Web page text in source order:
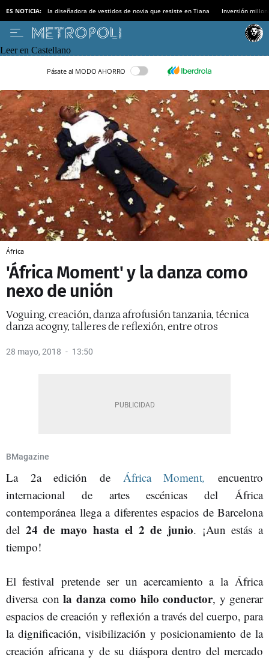
ES NOTICIA: la diseñadora de vestidos de novia que resiste en Tiana Inversión
Leer en Castellano
Pásate al MODO AHORRO
África
'África Moment' y la danza como
nexo de unión
Voguing, creación, danza afrofusión tanzania, técnica
danza acogny, talleres de reflexión, entre otros
28 mayo, 2018 13:50
BMagazine
La 2a edición de África Moment, encuentro
internacional de artes escénicas del África
contemporánea llega a diferentes espacios de Barcelona
del 24 de mayo hasta el 2 de junio. ¡Aun estás a
tiempo!
El festival pretende ser un acercamiento a la África
diversa con la danza como hilo conductor, y generar
espacios de creación y reflexión a través del cuerpo, para
la dignificación, visibilización y posicionamiento de la
creación africana y de su diáspora dentro del mercado